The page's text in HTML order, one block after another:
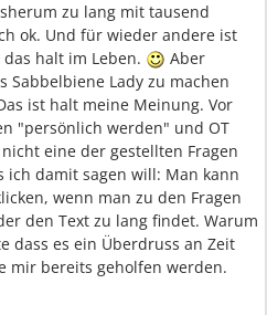
zu lang mit tausend
ok. Und für wieder andere ist
halt im Leben.
Aber
Sabbelbiene Lady zu machen
ist halt meine Meinung. Vor
"persönlich werden" und OT
eine der gestellten Fragen
ich damit sagen will: Man kann
wenn man zu den Fragen
den Text zu lang findet. Warum
dass es ein Überdruss an Zeit
mir bereits geholfen werden.